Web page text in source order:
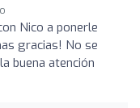
Nico a ponerle
gracias! No se
buena atención